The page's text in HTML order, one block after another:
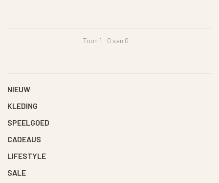
Toon 1 - 0 van 0
NIEUW
KLEDING
SPEELGOED
CADEAUS
LIFESTYLE
SALE